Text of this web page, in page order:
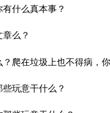
什么真本事？
么？
爬在垃圾上也不得病，
玩意干什么？